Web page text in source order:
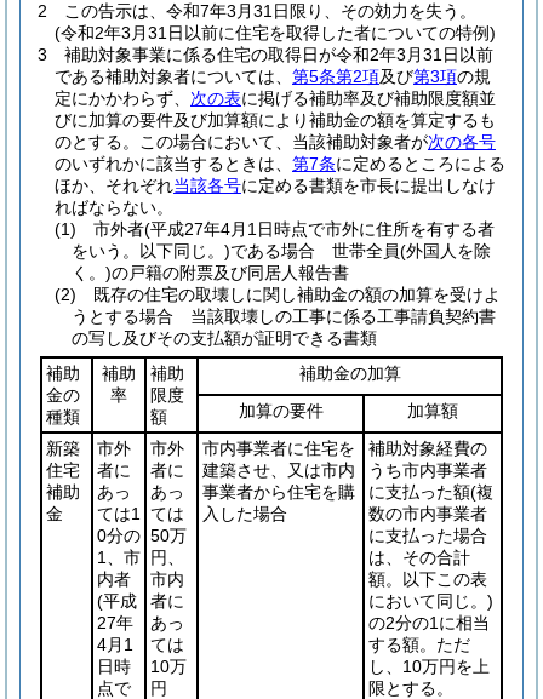
2
この告示は、令和7年3月31日限り、その効力を失う。
(令和2年3月31日以前に住宅を取得した者についての特例)
3
補助対象事業に係る住宅の取得日が令和2年3月31日以前
である補助対象者については、 第5条第2項及び第3項の規
定にかかわらず、 次の表に掲げる補助率及び補助限度額並
びに加算の要件及び加算額により補助金の額を算定するも
のとする。
この場合において、当該補助対象者が次の各号
のいずれかに該当するときは、 第7条に定めるところによる
ほか、それぞれ当該各号に定める書類を市長に提出しなけ
ればならない。
(1)
市外者(平成27年4月1日時点で市外に住所を有する者
をいう。以下同じ。)である場合 世帯全員(外国人を除
く。)の戸籍の附票及び同居人報告書
(2)
既存の住宅の取壊しに関し補助金の額の加算を受けよ
うとする場合 当該取壊しの工事に係る工事請負契約書
の写し及びその支払額が証明できる書類
補助
金の
種類
補助
率
補助
限度
額
補助金の加算
加算の要件
加算額
新築
住宅
補助
金
市外
者に
あっ
ては1
0分の
1、市
内者
(平成
27年
4月1
日時
点で
市外
者に
あっ
ては
50万
円、
市内
者に
あっ
ては
10万
円
市内事業者に住宅を
建築させ、又は市内
事業者から住宅を購
入した場合
補助対象経費の
うち市内事業者
に支払った額(複
数の市内事業者
に支払った場合
は、その合計
額。以下この表
において同じ。)
の2分の1に相当
する額。ただ
し、10万円を上
限とする。